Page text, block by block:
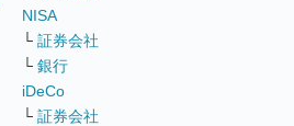
NISA
└ 証券会社
└ 銀行
iDeCo
└ 証券会社